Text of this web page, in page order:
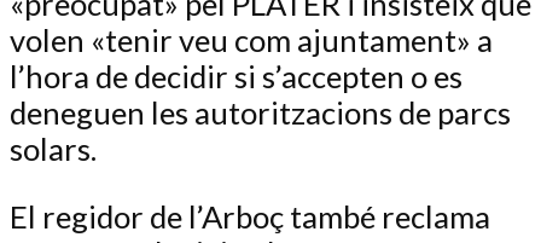
volen «tenir veu com ajuntament» a
l’hora de decidir si s’accepten o es
deneguen les autoritzacions de parcs
solars.
El regidor de l’Arboç també reclama